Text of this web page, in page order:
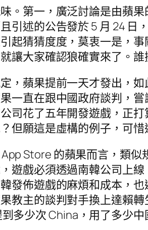
。第一，廣泛討論是由蘋
引述的公告發於 5 月 24
起猜猜度度，莫衷一是，
讓大家確認狼確實來了。
，蘋果提前一天才發出，
一直在跟中國政府談判，
司花了五年開發遊戲，正
但願這是虛構的例子，可惜
App Store 的蘋果而言，類
遊戲必須透過南韓公司上
發佈遊戲的麻煩和成本，
教主的談判對手換上達賴
多少次 China，用了多少